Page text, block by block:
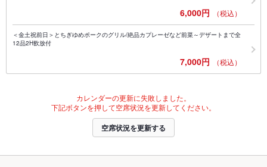
6,000円 （税込）
＜金土祝前日＞とちぎゆめポークのグリル/絶品カプレーゼなど前菜～デザートまで全
12品2H飲放付
7,000円 （税込）
カレンダーの更新に失敗しました。
下記ボタンを押して空席状況を更新してください。
空席状況を更新する